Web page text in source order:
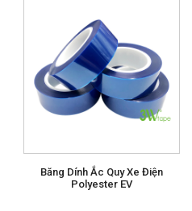
Băng Dính Ắc Quy Xe Điện
Polyester EV